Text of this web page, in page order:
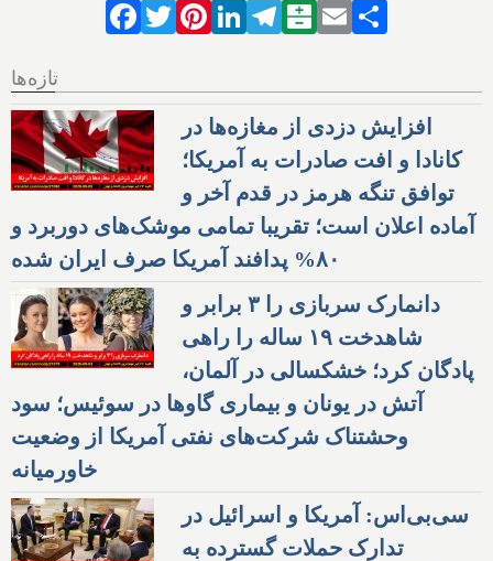
Facebook
TwitterPinterestLinkedIn
Telegram
Balatarin
Email
تازه‌ها
افزایش دزدی از مغازه‌ها در
کانادا و افت صادرات به آمریکا؛
توافق تنگه هرمز در قدم آخر و
آماده اعلان است؛ تقریبا تمامی موشک‌های دوربرد و
۸۰% پدافند آمریکا صرف ایران شده
دانمارک سربازی را ۳ برابر و
شاهدخت ۱۹ ساله را راهی
پادگان کرد؛ خشکسالی در آلمان،
آتش در یونان و بیماری گاوها در سوئیس؛ سود
وحشتناک شرکت‌های نفتی آمریکا از وضعیت
خاورمیانه
سی‌بی‌اس: آمریکا و اسرائیل در
تدارک حملات گسترده به